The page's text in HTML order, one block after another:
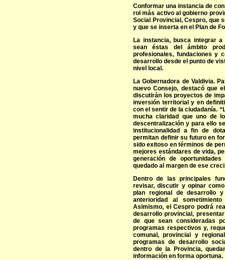
Conformar una instancia de
rol más activo al gobierno
Social Provincial, Cespro, que
y que se inserta en el Plan de
La instancia, busca integrar
sean éstas del ámbito
profesionales, fundaciones y
desarrollo desde el punto de
nivel local.
La Gobernadora de Valdivia.
nuevo Consejo, destacó que
discutirán los proyectos de
inversión territorial y en
con el sentir de la ciudadanía.
mucha claridad que uno de
descentralización y para ello
institucionalidad a fin de
permitan definir su futuro en
sido exitoso en términos de
mejores estándares de vida,
generación de
quedado al margen de ese
Dentro de las principales
revisar, discutir y opinar
plan regional de desarrollo
anterioridad al
Asimismo, el Cespro podrá
desarrollo provincial,
de que sean consideradas
programas respectivos y,
comunal, provincial y
programas de desarrollo
dentro de la Provincia,
información en forma oportuna.